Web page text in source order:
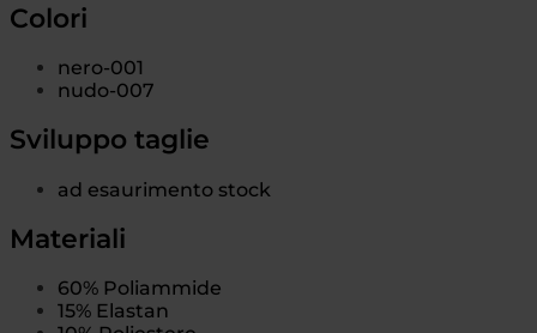
Colori
nero-001
nudo-007
Sviluppo taglie
ad esaurimento stock
Materiali
60% Poliammide
15% Elastan